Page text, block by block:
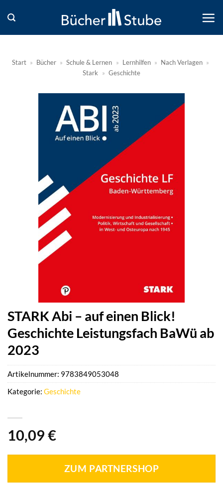
Inhalt
springen
Start » Bücher » Schule & Lernen » Lernhilfen » Nach Verlagen »
Stark
» Geschichte
STARK Abi – auf einen Blick!
Geschichte Leistungsfach BaWü ab
2023
10,09 €
ZUM PARTNERSHOP
Artikelnummer: 9783849053048
Kategorie: Geschichte